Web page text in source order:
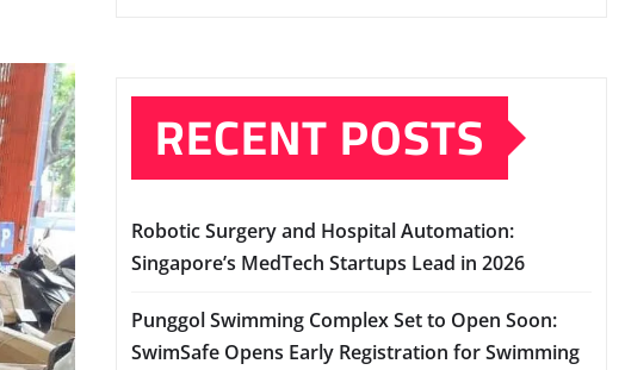
RECENT POSTS
Robotic Surgery and Hospital Automation:
Singapore’s MedTech Startups Lead in 2026
Punggol Swimming Complex Set to Open Soon:
SwimSafe Opens Early Registration for Swimming